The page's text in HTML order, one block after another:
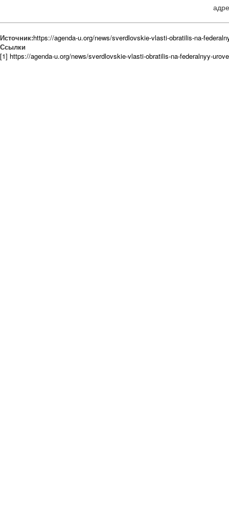
Источник:https://agenda-u.org/news/sverdlovskie-vlasti-obratilis-na-
Ссылки
[1] https://agenda-u.org/news/sverdlovskie-vlasti-obratilis-na-federalnyy-